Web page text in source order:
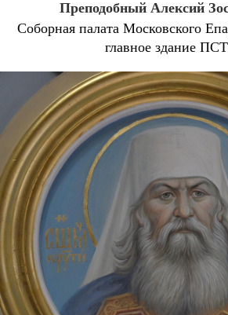
Преподобный Алексий
Соборная палата Московского
главное здание